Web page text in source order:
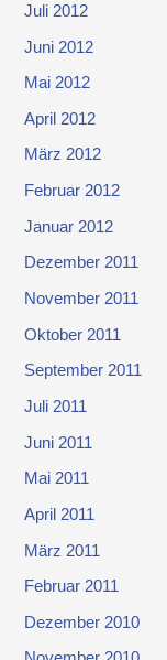
Juli 2012
Juni 2012
Mai 2012
April 2012
März 2012
Februar 2012
Januar 2012
Dezember 2011
November 2011
Oktober 2011
September 2011
Juli 2011
Juni 2011
Mai 2011
April 2011
März 2011
Februar 2011
Dezember 2010